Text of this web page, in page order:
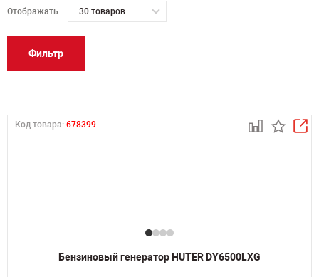
Отображать 30 товаров
Фильтр
Код товара: 678399
Бензиновый генератор HUTER DY6500LXG